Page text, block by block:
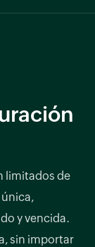
limitados de
y vencida.
sin importar